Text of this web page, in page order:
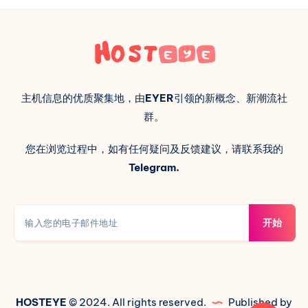
主机信息的优质聚集地，由EYER引领的新概念、新潮流社
群。
您在浏览过程中，如有任何疑问及反馈建议，请联系我的
Telegram.
开始
HOSTEYE © 2024. All rights reserved. Published by